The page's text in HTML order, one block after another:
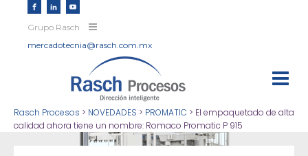
Grupo Rasch
mercadotecnia@rasch.com.mx
Rasch Procesos > NOVEDADES > PROMATIC > El empaquetado de alta
calidad ahora tiene un nombre: Romaco Promatic P 915